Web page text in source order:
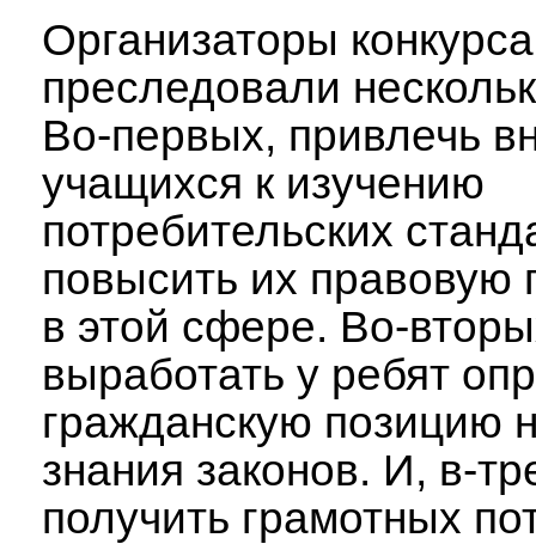
Организаторы конкурса
преследовали
Во-первых, привлечь
учащихся к изучению
потребительских
повысить их правовую
в этой сфере. Во-
выработать у ребят
гражданскую позицию
знания законов. И, в-
получить грамотных